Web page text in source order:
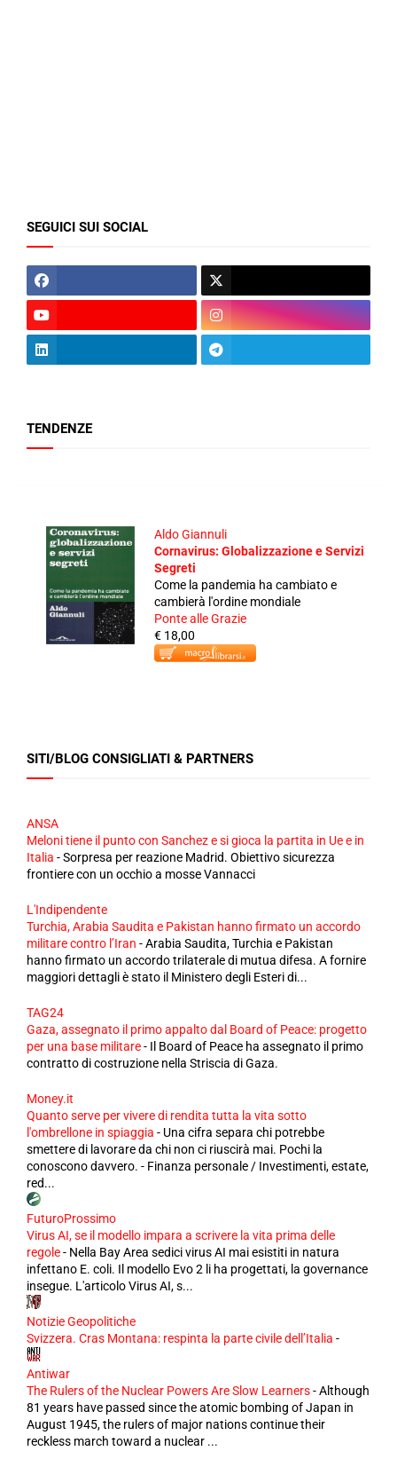
SEGUICI SUI SOCIAL
TENDENZE
Aldo Giannuli
Cornavirus: Globalizzazione e Servizi
Segreti
Come la pandemia ha cambiato e
cambierà l'ordine mondiale
Ponte alle Grazie
€ 18,00
SITI/BLOG CONSIGLIATI & PARTNERS
ANSA
Meloni tiene il punto con Sanchez e si gioca la partita in Ue e in
Italia -Sorpresa per reazione Madrid. Obiettivo sicurezza
frontiere con un occhio a mosse Vannacci
L'Indipendente
Turchia, Arabia Saudita e Pakistan hanno firmato un accordo
militare contro l’Iran -Arabia Saudita, Turchia e Pakistan
hanno firmato un accordo trilaterale di mutua difesa. A fornire
maggiori dettagli è stato il Ministero degli Esteri di...
TAG24
Gaza, assegnato il primo appalto dal Board of Peace: progetto
per una base militare- Il Board of Peace ha assegnato il primo
contratto di costruzione nella Striscia di Gaza.
Money.it
Quanto serve per vivere di rendita tutta la vita sotto
l'ombrellone in spiaggia - Una cifra separa chi potrebbe
smettere di lavorare da chi non ci riuscirà mai. Pochi la
conoscono davvero. - Finanza personale / Investimenti, estate,
red...
FuturoProssimo
Virus AI, se il modello impara a scrivere la vita prima delle
regole- Nella Bay Area sedici virus AI mai esistiti in natura
infettano E. coli. Il modello Evo 2 li ha progettati, la governance
insegue. L'articolo Virus AI, s...
Notizie Geopolitiche
Svizzera. Cras Montana: respinta la parte civile dell’Italia -
Antiwar
The Rulers of the Nuclear Powers Are Slow Learners-Although
81 years have passed since the atomic bombing of Japan in
August 1945, the rulers of major nations continue their
reckless march toward a nuclear ...